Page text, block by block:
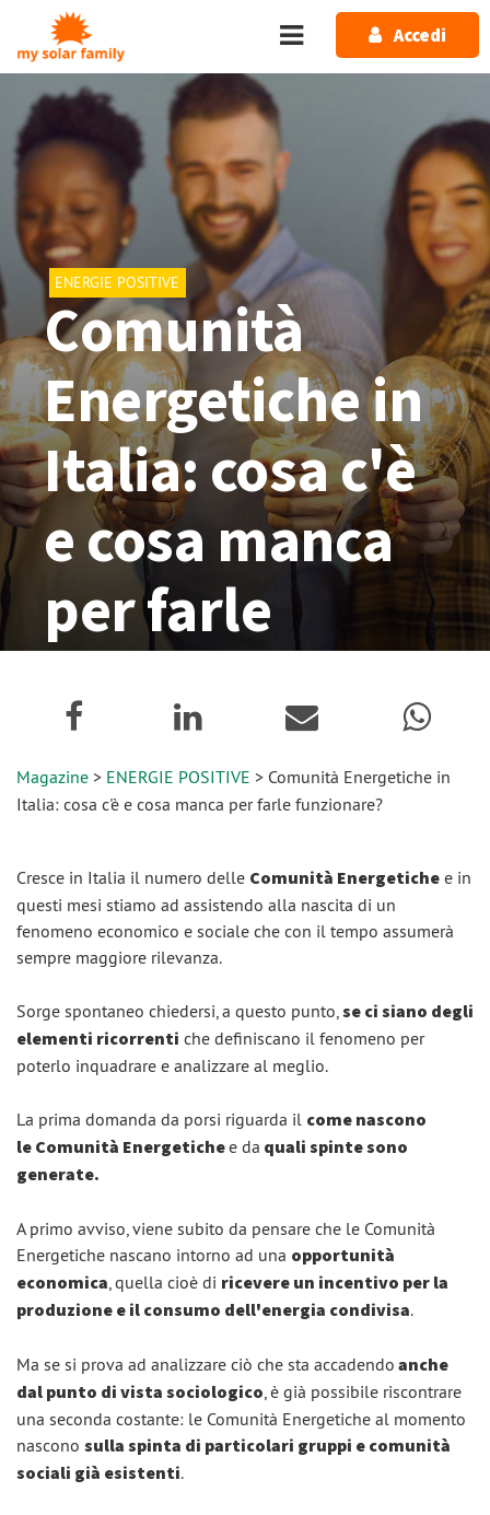
Salta al contenuto principale
Accedi
ENERGIE POSITIVE
Comunità
Energetiche in
Italia: cosa c'è
e cosa manca
per farle
funzionare?
22 Novembre 2021
Magazine > ENERGIE POSITIVE > Comunità Energetiche in
Italia: cosa c'è e cosa manca per farle funzionare?
Cresce in Italia il numero delle Comunità Energetiche e in
questi mesi stiamo ad assistendo alla nascita di un
fenomeno economico e sociale che con il tempo assumerà
sempre maggiore rilevanza.
Sorge spontaneo chiedersi, a questo punto,se ci siano degli
elementi ricorrenti che definiscano il fenomeno per
poterlo inquadrare e analizzare al meglio.
La prima domanda da porsi riguarda il come nascono
le Comunità Energetichee da quali spinte sono
generate.
A primo avviso, viene subito da pensare che le Comunità
Energetiche nascano intorno ad una opportunità
economica, quella cioè di ricevere un incentivo per la
produzione e il consumo dell'energia condivisa.
Ma se si prova ad analizzare ciò che sta accadendo anche
dal punto di vista sociologico, è già possibile riscontrare
una seconda costante: le Comunità Energetiche al momento
nascono sulla spinta di particolari gruppi e comunità
sociali già esistenti.